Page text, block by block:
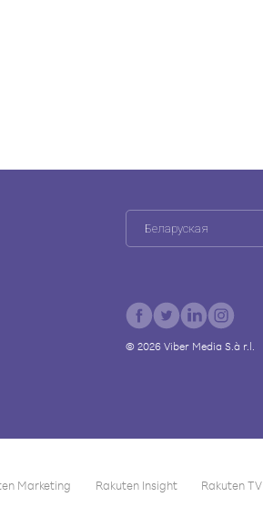
Беларуская
© 2026 Viber Media S.à r.l.
Marketing Rakuten Insight Rakuten TV